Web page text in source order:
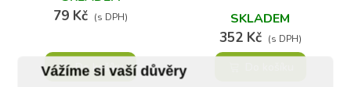
Vážíme si vaší důvěry
79 Kč (s DPH)
Do košíku
SKLADEM
352 Kč (s DPH)